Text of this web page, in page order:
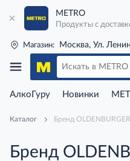
METRO
Продукты с
Магазин: Москва, Ул.
АлкоГуру Новинки
Каталог Бренд OLDENBURGER
Бренд